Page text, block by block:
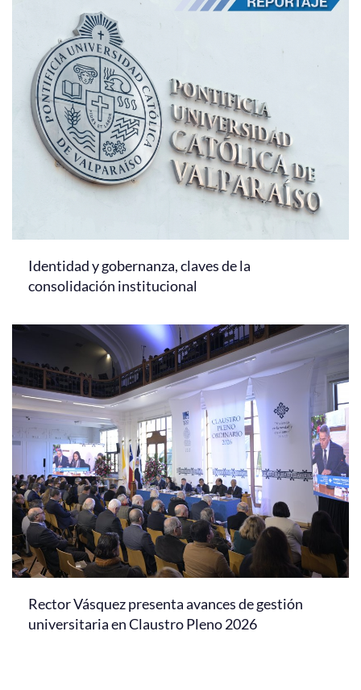
Identidad y gobernanza, claves de la
consolidación institucional
Rector Vásquez presenta avances de gestión
universitaria en Claustro Pleno 2026